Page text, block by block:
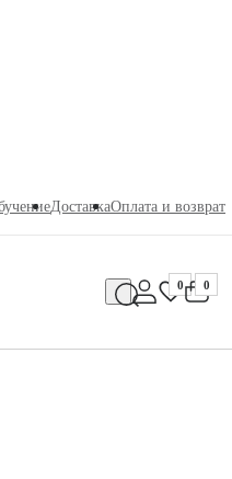
ДоставкаОплата и возврат
0 0